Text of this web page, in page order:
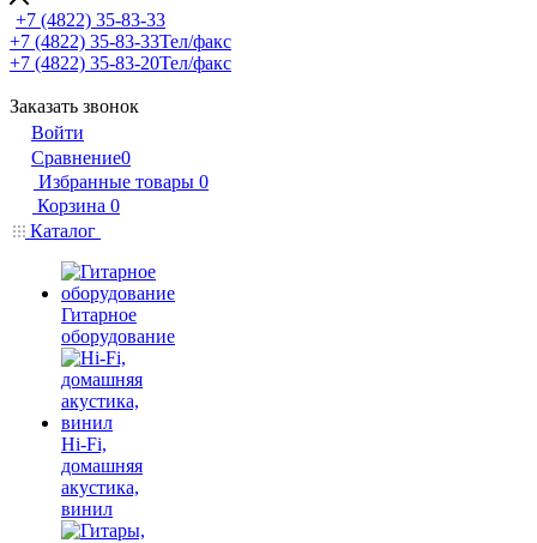
+7 (4822) 35-83-33
+7 (4822) 35-83-33Тел/факс
+7 (4822) 35-83-20Тел/факс
Заказать звонок
Войти
Сравнение0
Избранные товары 0
Корзина 0
Каталог
Гитарное
оборудование
Hi-Fi,
домашняя
акустика,
винил